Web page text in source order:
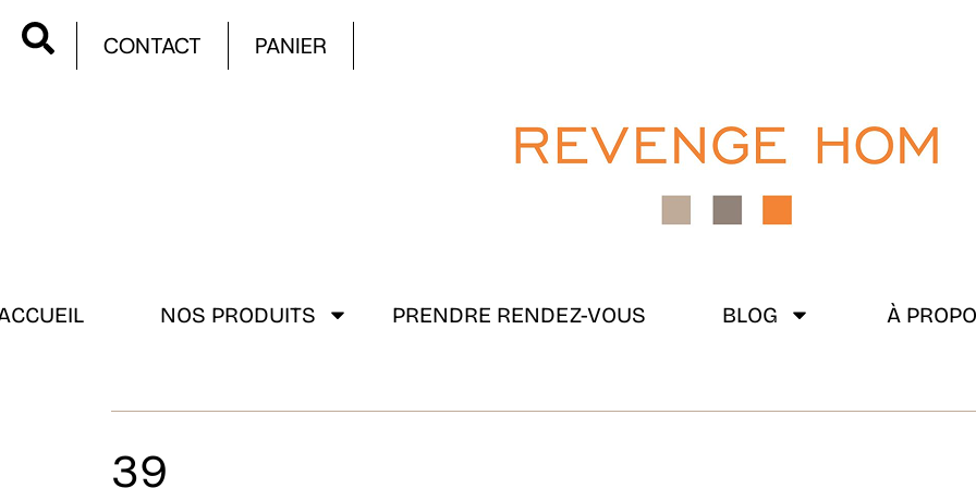
CONTACT PANIER
NOS PRODUITS PRENDRE RENDEZ-VOUS BLOG À
39